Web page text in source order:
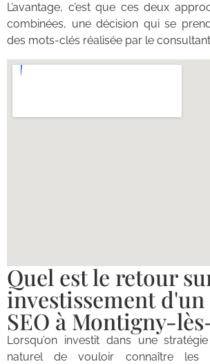
L’avantage, c’est que ces deux
combinées, une décision qui se
des mots-clés réalisée par le
Quel est le retour
investissement
SEO à Montigny-
Lorsqu’on investit dans une
naturel de vouloir connaître les